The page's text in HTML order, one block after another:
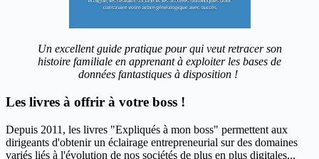
Un excellent guide pratique pour qui veut retracer son
histoire familiale en apprenant à exploiter les bases de
données fantastiques à disposition !
Les livres à offrir à votre boss !
Depuis 2011, les livres "Expliqués à mon boss" permettent aux
dirigeants d'obtenir un éclairage entrepreneurial sur des domaines
variés liés à l'évolution de nos sociétés de plus en plus digitales...